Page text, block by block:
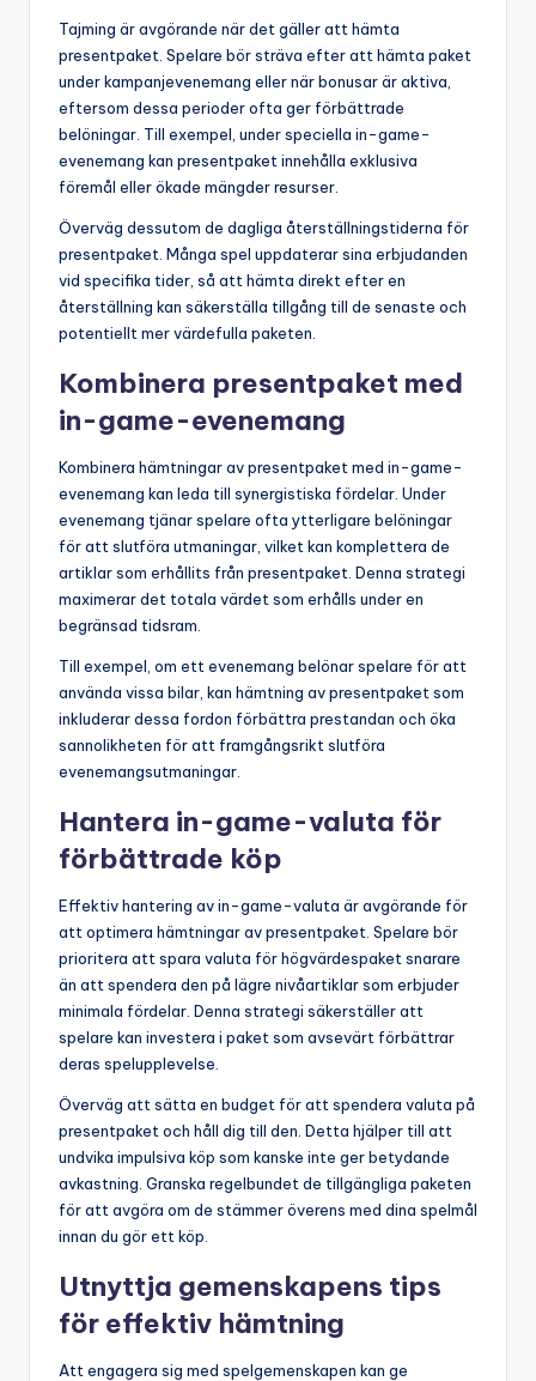
Tajming är avgörande när det gäller att hämta
presentpaket. Spelare bör sträva efter att hämta paket
under kampanjevenemang eller när bonusar är aktiva,
eftersom dessa perioder ofta ger förbättrade
belöningar. Till exempel, under speciella in-game-
evenemang kan presentpaket innehålla exklusiva
föremål eller ökade mängder resurser.
Överväg dessutom de dagliga återställningstiderna för
presentpaket. Många spel uppdaterar sina erbjudanden
vid specifika tider, så att hämta direkt efter en
återställning kan säkerställa tillgång till de senaste och
potentiellt mer värdefulla paketen.
Kombinera presentpaket med
in-game-evenemang
Kombinera hämtningar av presentpaket med in-game-
evenemang kan leda till synergistiska fördelar. Under
evenemang tjänar spelare ofta ytterligare belöningar
för att slutföra utmaningar, vilket kan komplettera de
artiklar som erhållits från presentpaket. Denna strategi
maximerar det totala värdet som erhålls under en
begränsad tidsram.
Till exempel, om ett evenemang belönar spelare för att
använda vissa bilar, kan hämtning av presentpaket som
inkluderar dessa fordon förbättra prestandan och öka
sannolikheten för att framgångsrikt slutföra
evenemangsutmaningar.
Hantera in-game-valuta för
förbättrade köp
Effektiv hantering av in-game-valuta är avgörande för
att optimera hämtningar av presentpaket. Spelare bör
prioritera att spara valuta för högvärdespaket snarare
än att spendera den på lägre nivåartiklar som erbjuder
minimala fördelar. Denna strategi säkerställer att
spelare kan investera i paket som avsevärt förbättrar
deras spelupplevelse.
Överväg att sätta en budget för att spendera valuta på
presentpaket och håll dig till den. Detta hjälper till att
undvika impulsiva köp som kanske inte ger betydande
avkastning. Granska regelbundet de tillgängliga paketen
för att avgöra om de stämmer överens med dina spelmål
innan du gör ett köp.
Utnyttja gemenskapens tips
för effektiv hämtning
Att engagera sig med spelgemenskapen kan ge